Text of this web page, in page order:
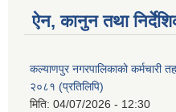
ऐन, कानुन तथा
कल्याणपुर नगरपालिकाको कर्मचारी तह
२०८१ (प्रतिलिपि)
मिति: 04/07/2026 - 12:30